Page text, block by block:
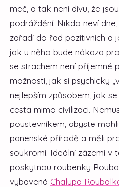
meč, a tak není divu, že
podráždění. Nikdo neví
zařadí do řad pozitivních a
jak u něho bude nákaza
se strachem není příjemné
možností, jak si psychicky
nejlepším způsobem, jak
cesta mimo civilizaci.
poustevníkem, abyste
panenské přírodě a měli
soukromí. Ideální zázemí v
poskytnou roubenky
vybavená Chalupa